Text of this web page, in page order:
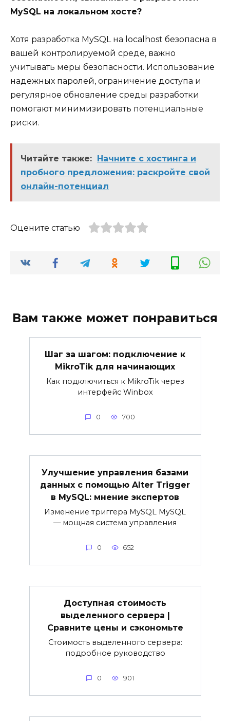
MySQL на локальном хосте?
Хотя разработка MySQL на localhost безопасна в
вашей контролируемой среде, важно
учитывать меры безопасности. Использование
надежных паролей, ограничение доступа и
регулярное обновление среды разработки
помогают минимизировать потенциальные
риски.
Читайте также: Начните с хостинга и
пробного предложения: раскройте свой
онлайн-потенциал
Оцените статью
Вам также может понравиться
Шаг за шагом: подключение к
MikroTik для начинающих
Как подключиться к MikroTik через
интерфейс Winbox
0 700
Улучшение управления базами
данных с помощью Alter Trigger
в MySQL: мнение экспертов
Изменение триггера MySQL MySQL
— мощная система управления
0 652
Доступная стоимость
выделенного сервера |
Сравните цены и сэкономьте
Стоимость выделенного сервера:
подробное руководство
0 901